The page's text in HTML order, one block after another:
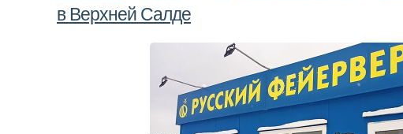
в Верхней Салде